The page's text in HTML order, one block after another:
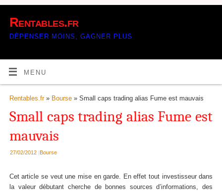
Rentables.fr
DÉPENSER MOINS, GAGNER PLUS
MENU
Rentables.fr» Bourse» Small caps trading alias Fume est mauvais
Small caps trading alias Fume est
mauvais
27/02/2012 |Bourse
Cet article se veut une mise en garde. En effet tout investisseur dans
la valeur débutant cherche de bonnes sources d’informations, des